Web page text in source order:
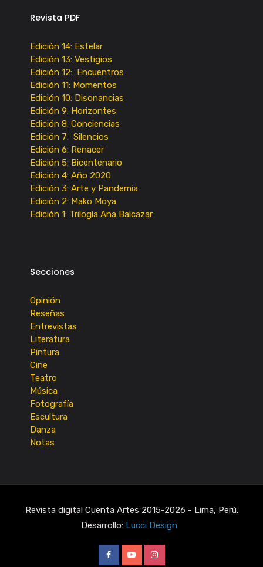
Revista PDF
Edición 14: Estelar
Edición 13: Vestigios
Edición 12: Encuentros
Edición 11: Momentos
Edición 10: Disonancias
Edición 9: Horizontes
Edición 8: Conciencias
Edición 7: Silencios
Edición 6: Renacer
Edición 5: Bicentenario
Edición 4: Año 2020
Edición 3: Arte y Pandemia
Edición 2: Mako Moya
Edición 1: Trilogía Ana Balcazar
Secciones
Opinión
Reseñas
Entrevistas
Literatura
Pintura
Cine
Teatro
Música
Fotografía
Escultura
Danza
Notas
Revista digital Cuenta Artes 2015-2026 - Lima, Perú.
Desarrollo: Lucci Design